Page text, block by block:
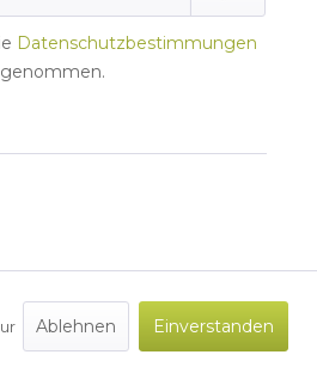
Datenschutzbestimmungen
Ablehnen Einverstanden